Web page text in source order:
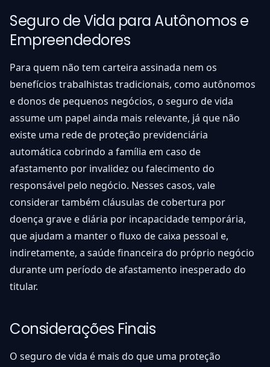
Seguro de Vida para Autônomos e
Empreendedores
Para quem não tem carteira assinada nem os
benefícios trabalhistas tradicionais, como autônomos
e donos de pequenos negócios, o seguro de vida
assume um papel ainda mais relevante, já que não
existe uma rede de proteção previdenciária
automática cobrindo a família em caso de
afastamento por invalidez ou falecimento do
responsável pelo negócio. Nesses casos, vale
considerar também cláusulas de cobertura por
doença grave e diária por incapacidade temporária,
que ajudam a manter o fluxo de caixa pessoal e,
indiretamente, a saúde financeira do próprio negócio
durante um período de afastamento inesperado do
titular.
Considerações Finais
O seguro de vida é mais do que uma proteção